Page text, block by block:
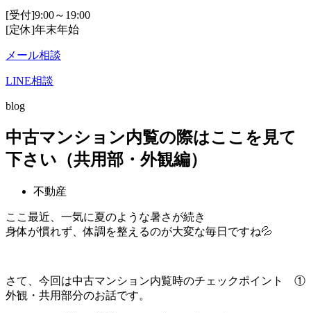
[受付]9:00～19:00
[定休]年末年始
メール相談
LINE相談
blog
中古マンション内覧の際はここを見て
下さい（共用部・外観編）
不動産
ここ最近、一気に夏のような暑さが続き
身体が慣れず、体調を整えるのが大変な毎日ですね💦
さて、今回は中古マンション内覧時のチェックポイント ①
外観・共用部分のお話です。